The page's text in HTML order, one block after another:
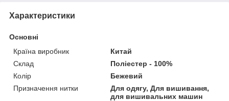
Характеристики
Основні
Країна виробник
Китай
Склад
Поліестер - 100%
Колір
Бежевий
Призначення нитки
Для одягу, Для вишивання,
для вишивальних машин